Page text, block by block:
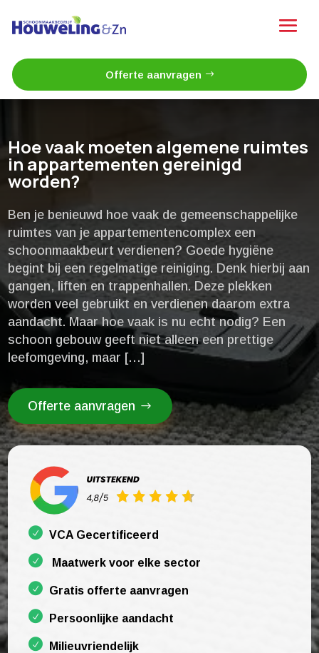
Offerte aanvragen
Hoe vaak moeten algemene ruimtes
in appartementen gereinigd
worden?
Ben je benieuwd hoe vaak de gemeenschappelijke
ruimtes van je appartementencomplex een
schoonmaakbeurt verdienen? Goede hygiëne
begint bij een regelmatige reiniging.​ Denk hierbij aan
gangen, liften en trappenhallen.​ Deze plekken
worden veel gebruikt en verdienen daarom extra
aandacht.​ Maar hoe vaak is nu echt nodig? Een
schoon gebouw geeft niet alleen een prettige
leefomgeving, maar […]
Offerte aanvragen
VCA Gecertificeerd
Maatwerk voor elke sector
Gratis offerte aanvragen
Persoonlijke aandacht
Milieuvriendelijk